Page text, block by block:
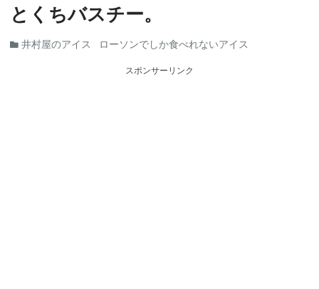
とくちバスチー。
井村屋のアイス ローソンでしか食べれないアイス
スポンサーリンク